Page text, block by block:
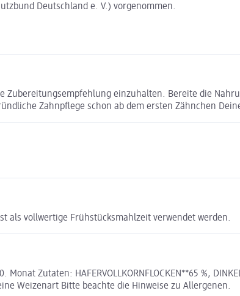
Deutschland e. V.) vorgenommen.
Zubereitungsempfehlung einzuhalten. Bereite die
Zahnpflege schon ab dem ersten Zähnchen
als vollwertige Frühstücksmahlzeit verwendet werden.
Zutaten: HAFERVOLLKORNFLOCKEN**65 %,
Weizenart Bitte beachte die Hinweise zu Allergenen.